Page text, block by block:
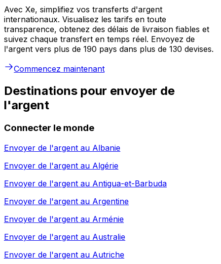
Avec Xe, simplifiez vos transferts d'argent
internationaux. Visualisez les tarifs en toute
transparence, obtenez des délais de livraison fiables et
suivez chaque transfert en temps réel. Envoyez de
l'argent vers plus de 190 pays dans plus de 130 devises.
Commencez maintenant
Destinations pour envoyer de
l'argent
Connecter le monde
Envoyer de l'argent au Albanie
Envoyer de l'argent au Algérie
Envoyer de l'argent au Antigua-et-Barbuda
Envoyer de l'argent au Argentine
Envoyer de l'argent au Arménie
Envoyer de l'argent au Australie
Envoyer de l'argent au Autriche